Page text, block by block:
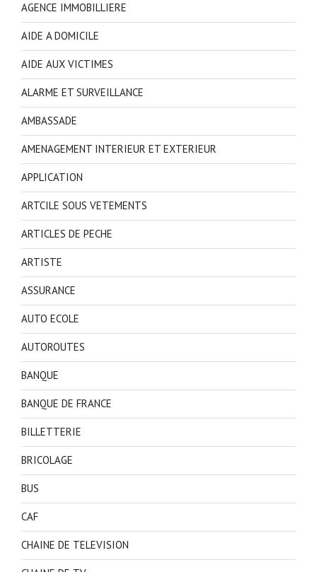
AGENCE IMMOBILLIERE
AIDE A DOMICILE
AIDE AUX VICTIMES
ALARME ET SURVEILLANCE
AMBASSADE
AMENAGEMENT INTERIEUR ET EXTERIEUR
APPLICATION
ARTCILE SOUS VETEMENTS
ARTICLES DE PECHE
ARTISTE
ASSURANCE
AUTO ECOLE
AUTOROUTES
BANQUE
BANQUE DE FRANCE
BILLETTERIE
BRICOLAGE
BUS
CAF
CHAINE DE TELEVISION